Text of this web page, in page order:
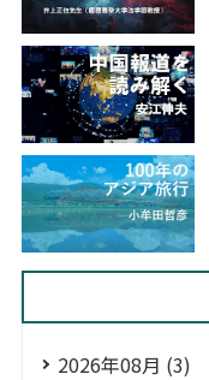
2026年08月 (3)